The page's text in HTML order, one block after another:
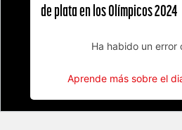
de plata en los Olímpicos 2024
Ha habido un error
Aprende más sobre el